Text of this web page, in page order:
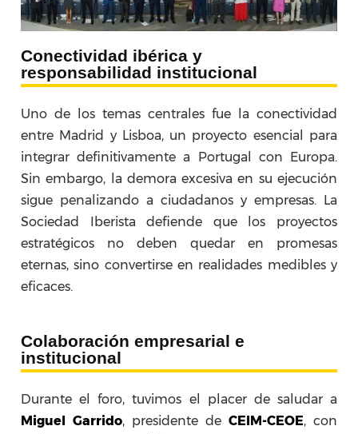
Conectividad ibérica y
responsabilidad institucional
Uno de los temas centrales fue la conectividad
entre Madrid y Lisboa, un proyecto esencial para
integrar definitivamente a Portugal con Europa.
Sin embargo, la demora excesiva en su ejecución
sigue penalizando a ciudadanos y empresas. La
Sociedad Iberista defiende que los proyectos
estratégicos no deben quedar en promesas
eternas, sino convertirse en realidades medibles y
eficaces.
Colaboración empresarial e
institucional
Durante el foro, tuvimos el placer de saludar a
Miguel Garrido, presidente de CEIM-CEOE, con